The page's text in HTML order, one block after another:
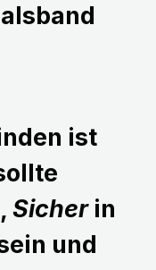
ist
, Sicherin
und